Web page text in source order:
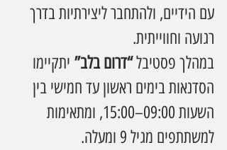
עם הידיים, ולהתחבר ליצירתיות בדרך
רגועה וחווייתית.
במהלך פסטיבל “דרום בלב” יתקיימו
הסדנאות בימים ראשון עד חמישי בין
השעות 09:00–15:00, ומתאימות
למשתתפים מגיל 9 ומעלה.